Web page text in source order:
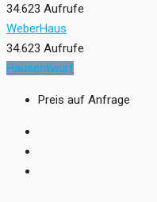
34.623 Aufrufe
WeberHaus
34.623 Aufrufe
Hausentwurf
Preis auf Anfrage